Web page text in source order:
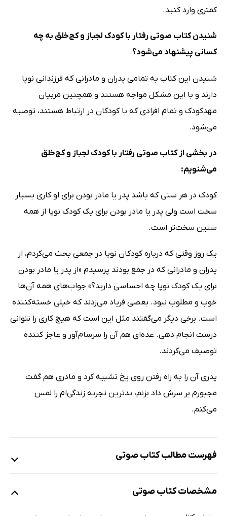
کمتری وارد کنید.
شنیدن کتاب صوتی رفتار با کودک لجباز و کج‌خلق به چه
کسانی پیشنهاد می‌شود؟
شنیدن این کتاب به تمامی پدران و مادرانی که فرزندانی نوپا
دارند و با این مشکل مواجه هستند و همچنین مربیان
مهدکودک و تمام افرادی که با کودکان در ارتباط هستند، توصیه
می‌شود.
در بخشی از کتاب صوتی رفتار با کودک لجباز و کج‌خلق
می‌شنویم:
کودک در هر سنی که باشد پدر یا مادر بودن برای او کاری بسیار
سخت است ولی پدر یا مادر بودن برای یک کودک نوپا از همه
سنین سخت‌تر است.
یک روز وقتی که درباره کودکان نوپا در جمعی بحث می‌کردم، از
پدران و مادرانی که در جمع بودند پرسیدم «از پدر یا مادر بودن
برای یک کودک نوپا چه احساسی دارید؟» جواب‌های همه آن‌ها
خوب و مطلوب نبود. بعضی فریاد می‌زدند که خیلی خسته‌کننده
است. برخی دیگر می‌گفتند مثل این است که هیچ کاری را نتوانی
درست انجام دهی. عده‌ای هم آن را سرسام‌آور و عاجز کننده
توصیف می‌کردند.
پدری آن را به راه رفتن روی یخ تشبیه کرد و مادری هم گفت
مجبورم بر سرش داد بزنم، بدترین تجربه زندگی‌ام را لمس
می‌کنم.
فهرست مطالب کتاب صوتی
نمونه
مشخصات کتاب صوتی